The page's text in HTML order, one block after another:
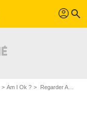
profil search
Am I Ok ? Regarder Am I Ok ? en SVOD